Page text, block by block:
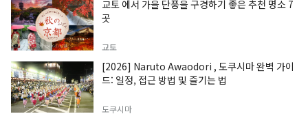
교토 에서 가을 단풍을 구경하기 좋은 추천 명소 7
곳
교토
[2026] Naruto Awaodori , 도쿠시마 완벽 가이
드: 일정, 접근 방법 및 즐기는 법
도쿠시마